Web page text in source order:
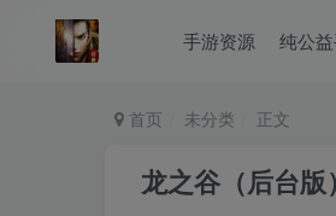
手游资源 纯公
首页 未分类 正文
龙之谷（后台版